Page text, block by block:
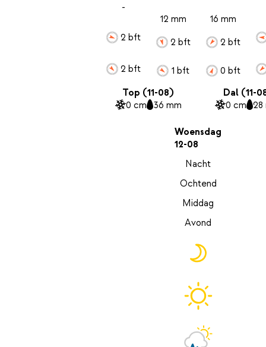
-
2 bft
2 bft
12 mm
2 bft
1 bft
16 mm
2 bft
0 bft
Top (11-08)
0 cm 36 mm
Dal (11-
0 cm 28
Woensdag
12-08
Nacht
Ochtend
Middag
Avond